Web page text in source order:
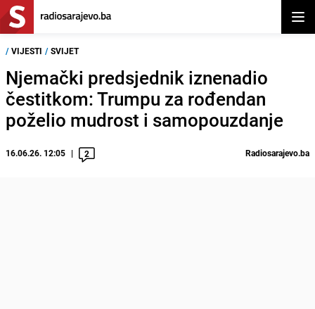
/ VIJESTI / SVIJET
Njemački predsjednik iznenadio
čestitkom: Trumpu za rođendan
poželio mudrost i samopouzdanje
16.06.26. 12:05 2 Radiosarajevo.ba